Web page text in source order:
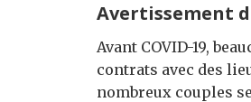
Avertissement
Avant COVID-19,
contrats avec des
nombreux couples